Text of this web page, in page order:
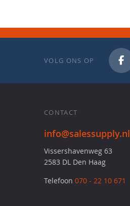
VOLG ONS OP
CONTACT
info@salessupply.nl
Vissershavenweg 63
2583 DL Den Haag
Telefoon 070 - 22 10 671